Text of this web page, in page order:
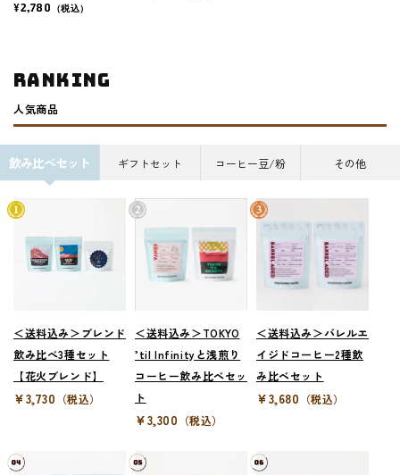
¥2,780 （税込）
ranking
人気商品
飲み比べセット ギフトセット コーヒー豆/粉 その他
＜送料込み＞ブレンド
飲み比べ3種セット
【花火ブレンド】
¥3,730 （税込）
＜送料込み＞TOKYO
’til Infinityと浅煎り
コーヒー飲み比べセッ
ト
¥3,300 （税込）
＜送料込み＞バレルエ
イジドコーヒー2種飲
み比べセット
¥3,680 （税込）